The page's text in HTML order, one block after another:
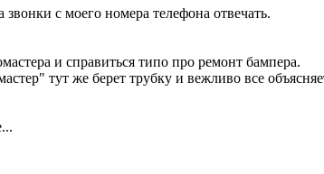
с моего номера телефона отвечать.
и справиться типо про ремонт бампера.
тут же берет трубку и вежливо все